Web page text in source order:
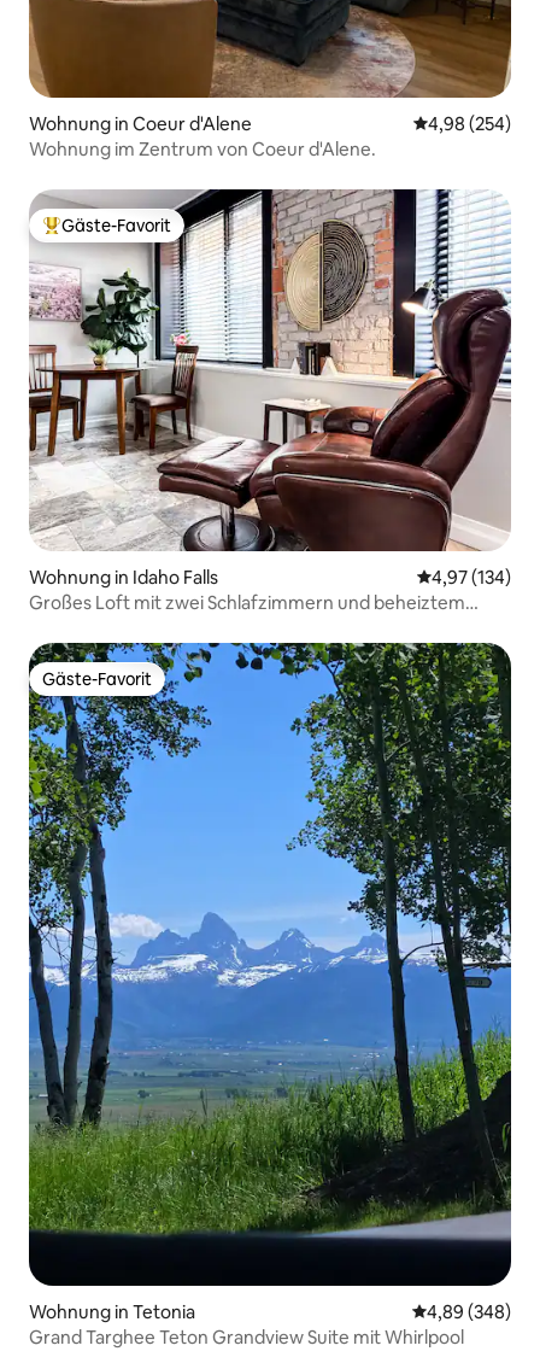
Wohnung in Coeur d'Alene
4,98 (254)
Wohnung im Zentrum von Coeur d'Alene.
Beliebter Gäste-Favorit.
Gäste-Favorit
Wohnung in Idaho Falls
4,97 (134)
Großes Loft mit zwei Schlafzimmern und beheiztem
Gäste-Favorit
Gäste-Favorit
Wohnung in Tetonia
4,89 (348)
Grand Targhee Teton Grandview Suite mit Whirlpool